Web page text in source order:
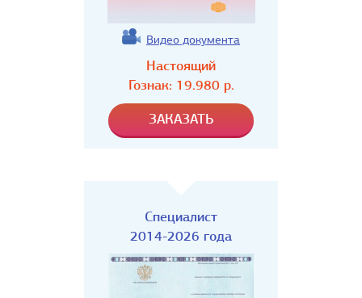
Видео документа
Настоящий
Гознак: 19.980р.
Специалист
2014-2026 года